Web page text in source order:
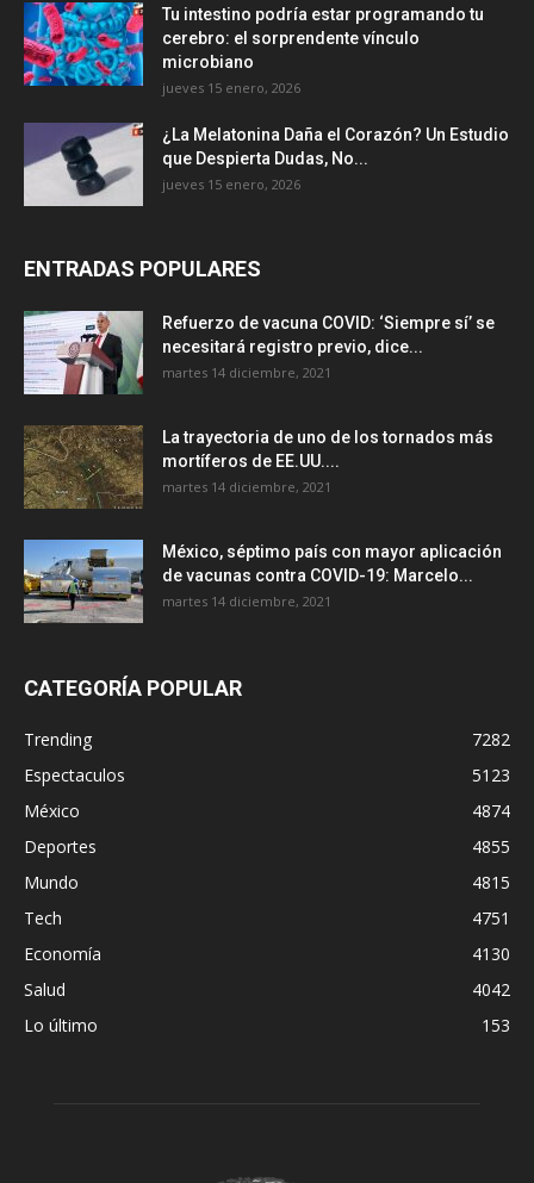
Tu intestino podría estar programando tu
cerebro: el sorprendente vínculo
microbiano
jueves 15 enero, 2026
¿La Melatonina Daña el Corazón? Un Estudio
que Despierta Dudas, No...
jueves 15 enero, 2026
ENTRADAS POPULARES
Refuerzo de vacuna COVID: ‘Siempre sí’ se
necesitará registro previo, dice...
martes 14 diciembre, 2021
La trayectoria de uno de los tornados más
mortíferos de EE.UU....
martes 14 diciembre, 2021
México, séptimo país con mayor aplicación
de vacunas contra COVID-19: Marcelo...
martes 14 diciembre, 2021
CATEGORÍA POPULAR
Trending
7282
Espectaculos
5123
México
4874
Deportes
4855
Mundo
4815
Tech
4751
Economía
4130
Salud
4042
Lo último
153